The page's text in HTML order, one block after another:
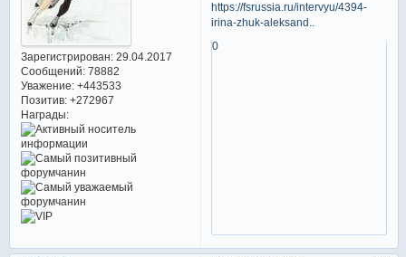
Зарегистрирован: 29.04.2017
Сообщений:78882
Уважение: +443533
Позитив: +272967
Награды:
https://fsrussia.ru/intervyu/4394-
irina-zhuk-aleksand..
0